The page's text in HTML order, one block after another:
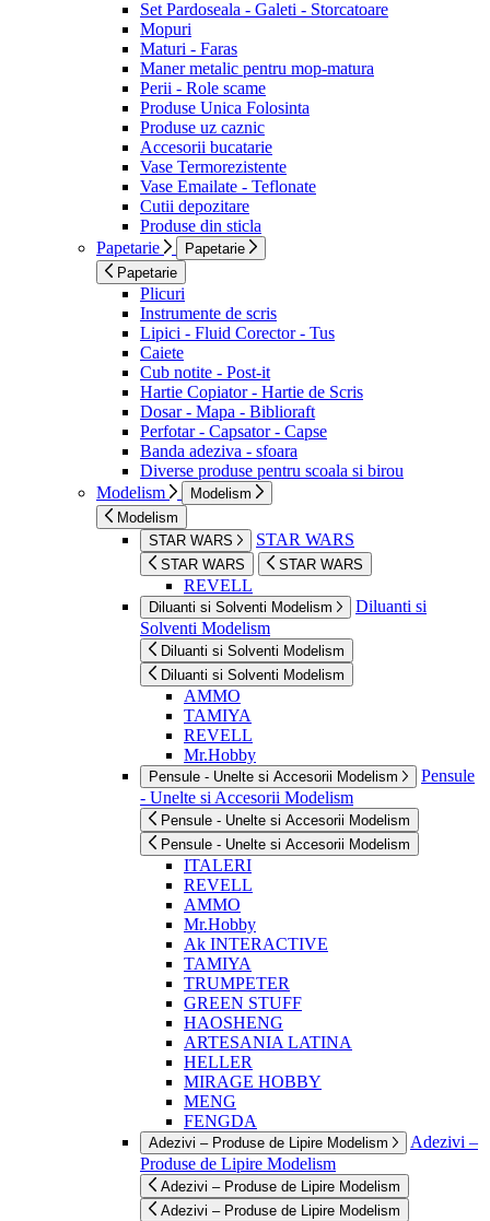
Set Pardoseala - Galeti - Storcatoare
Mopuri
Maturi - Faras
Maner metalic pentru mop-matura
Perii - Role scame
Produse Unica Folosinta
Produse uz caznic
Accesorii bucatarie
Vase Termorezistente
Vase Emailate - Teflonate
Cutii depozitare
Produse din sticla
Papetarie
Papetarie
Papetarie
Plicuri
Instrumente de scris
Lipici - Fluid Corector - Tus
Caiete
Cub notite - Post-it
Hartie Copiator - Hartie de Scris
Dosar - Mapa - Biblioraft
Perfotar - Capsator - Capse
Banda adeziva - sfoara
Diverse produse pentru scoala si birou
Modelism
Modelism
Modelism
STAR WARS
STAR WARS
STAR WARS STAR WARS
REVELL
Diluanti si Solventi Modelism
Diluanti si
Solventi Modelism
Diluanti si Solventi Modelism
Diluanti si Solventi Modelism
AMMO
TAMIYA
REVELL
Mr.Hobby
Pensule - Unelte si Accesorii Modelism
Pensule
- Unelte si Accesorii Modelism
Pensule - Unelte si Accesorii Modelism
Pensule - Unelte si Accesorii Modelism
ITALERI
REVELL
AMMO
Mr.Hobby
Ak INTERACTIVE
TAMIYA
TRUMPETER
GREEN STUFF
HAOSHENG
ARTESANIA LATINA
HELLER
MIRAGE HOBBY
MENG
FENGDA
Adezivi – Produse de Lipire Modelism
Adezivi –
Produse de Lipire Modelism
Adezivi – Produse de Lipire Modelism
Adezivi – Produse de Lipire Modelism